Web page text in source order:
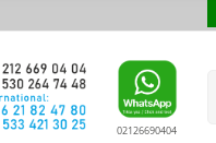
02126690404